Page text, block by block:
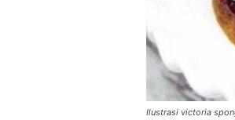
Ilustrasi victoria